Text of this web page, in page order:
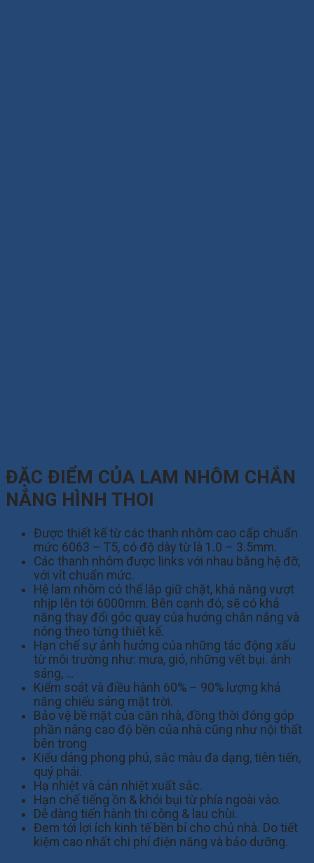
ĐẶC ĐIỂM CỦA LAM NHÔM CHẮN
NẮNG HÌNH THOI
Được thiết kế từ các thanh nhôm cao cấp chuẩn
mức 6063 – T5, có độ dày từ là 1.0 – 3.5mm.
Các thanh nhôm được links với nhau bằng hệ đỡ,
với vít chuẩn mức.
Hệ lam nhôm có thể lắp giữ chặt, khả năng vượt
nhịp lên tới 6000mm. Bên cạnh đó, sẽ có khả
năng thay đổi góc quay của hướng chắn nắng và
nóng theo từng thiết kế.
Hạn chế sự ảnh hưởng của những tác động xấu
từ môi trường như: mưa, gió, những vết bụi. ánh
sáng, …
Kiểm soát và điều hành 60% – 90% lượng khả
năng chiếu sáng mặt trời.
Bảo vệ bề mặt của căn nhà, đồng thời đóng góp
phần nâng cao độ bền của nhà cũng như nội thất
bên trong
Kiểu dáng phong phú, sắc màu đa dạng, tiên tiến,
quý phái.
Hạ nhiệt và cản nhiệt xuất sắc.
Hạn chế tiếng ồn & khói bụi từ phía ngoài vào.
Dễ dàng tiến hành thi công & lau chùi.
Đem tới lợi ích kinh tế bền bỉ cho chủ nhà. Do tiết
kiệm cao nhất chi phí điện năng và bảo dưỡng.